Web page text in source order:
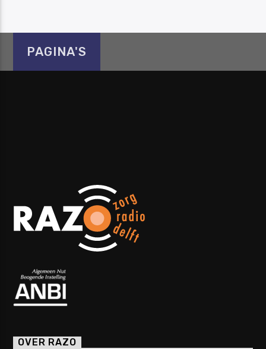
PAGINA'S
OVER RAZO